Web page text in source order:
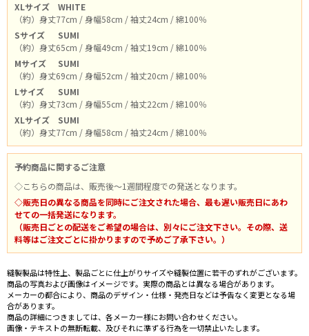
XLサイズ
WHITE
（約）身丈77cm / 身幅58cm / 袖丈24cm / 綿100％
Sサイズ
SUMI
（約）身丈65cm / 身幅49cm / 袖丈19cm / 綿100％
Mサイズ
SUMI
（約）身丈69cm / 身幅52cm / 袖丈20cm / 綿100％
Lサイズ
SUMI
（約）身丈73cm / 身幅55cm / 袖丈22cm / 綿100％
XLサイズ
SUMI
（約）身丈77cm / 身幅58cm / 袖丈24cm / 綿100％
予約商品に関するご注意
◇こちらの商品は、販売後～1週間程度での発送となります。
◇販売日の異なる商品を同時にご注文された場合、最も遅い販売日にあわ
せての一括発送になります。
（販売日ごとの配送をご希望の場合は、別々にご注文下さい。その際、送
料等はご注文ごとに掛かりますので予めご了承下さい。）
縫製製品は特性上、製品ごとに仕上がりサイズや縫製位置に若干のずれがございます。
商品の写真および画像はイメージです。実際の商品とは異なる場合があります。
メーカーの都合により、商品のデザイン・仕様・発売日などは予告なく変更となる場
合があります。
商品の詳細につきましては、各メーカー様にお問い合わせください。
画像・テキストの無断転載、及びそれに準ずる行為を一切禁止いたします。